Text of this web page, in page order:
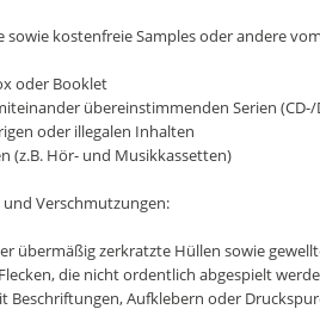
sowie kostenfreie Samples oder andere
oder Booklet
übereinstimmenden Serien (CD-/
oder illegalen Inhalten
(z.B. Hör- und Musikkassetten)
und Verschmutzungen:
übermäßig zerkratzte Hüllen sowie
die nicht ordentlich abgespielt
Beschriftungen, Aufklebern oder